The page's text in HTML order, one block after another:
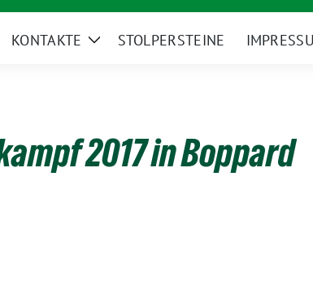
KONTAKTE
ZeigeSTOLPERSTEINE
2017 in Boppard